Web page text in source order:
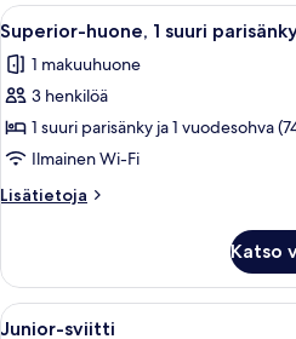
Avaa
kaikki
huonetyypin
Superior-
huone,
1
suuri
parisänky
vuodesohva
kuvat
6
Superior-huone, 1 suuri
1 makuuhuone
3 henkilöä
1 suuri parisänky ja 1 vuodesohva
Ilmainen Wi-Fi
Lisätietoja
Lisätietoja
1
suuri
parisänky
Katso
Avaa
6
Junior-sviitti